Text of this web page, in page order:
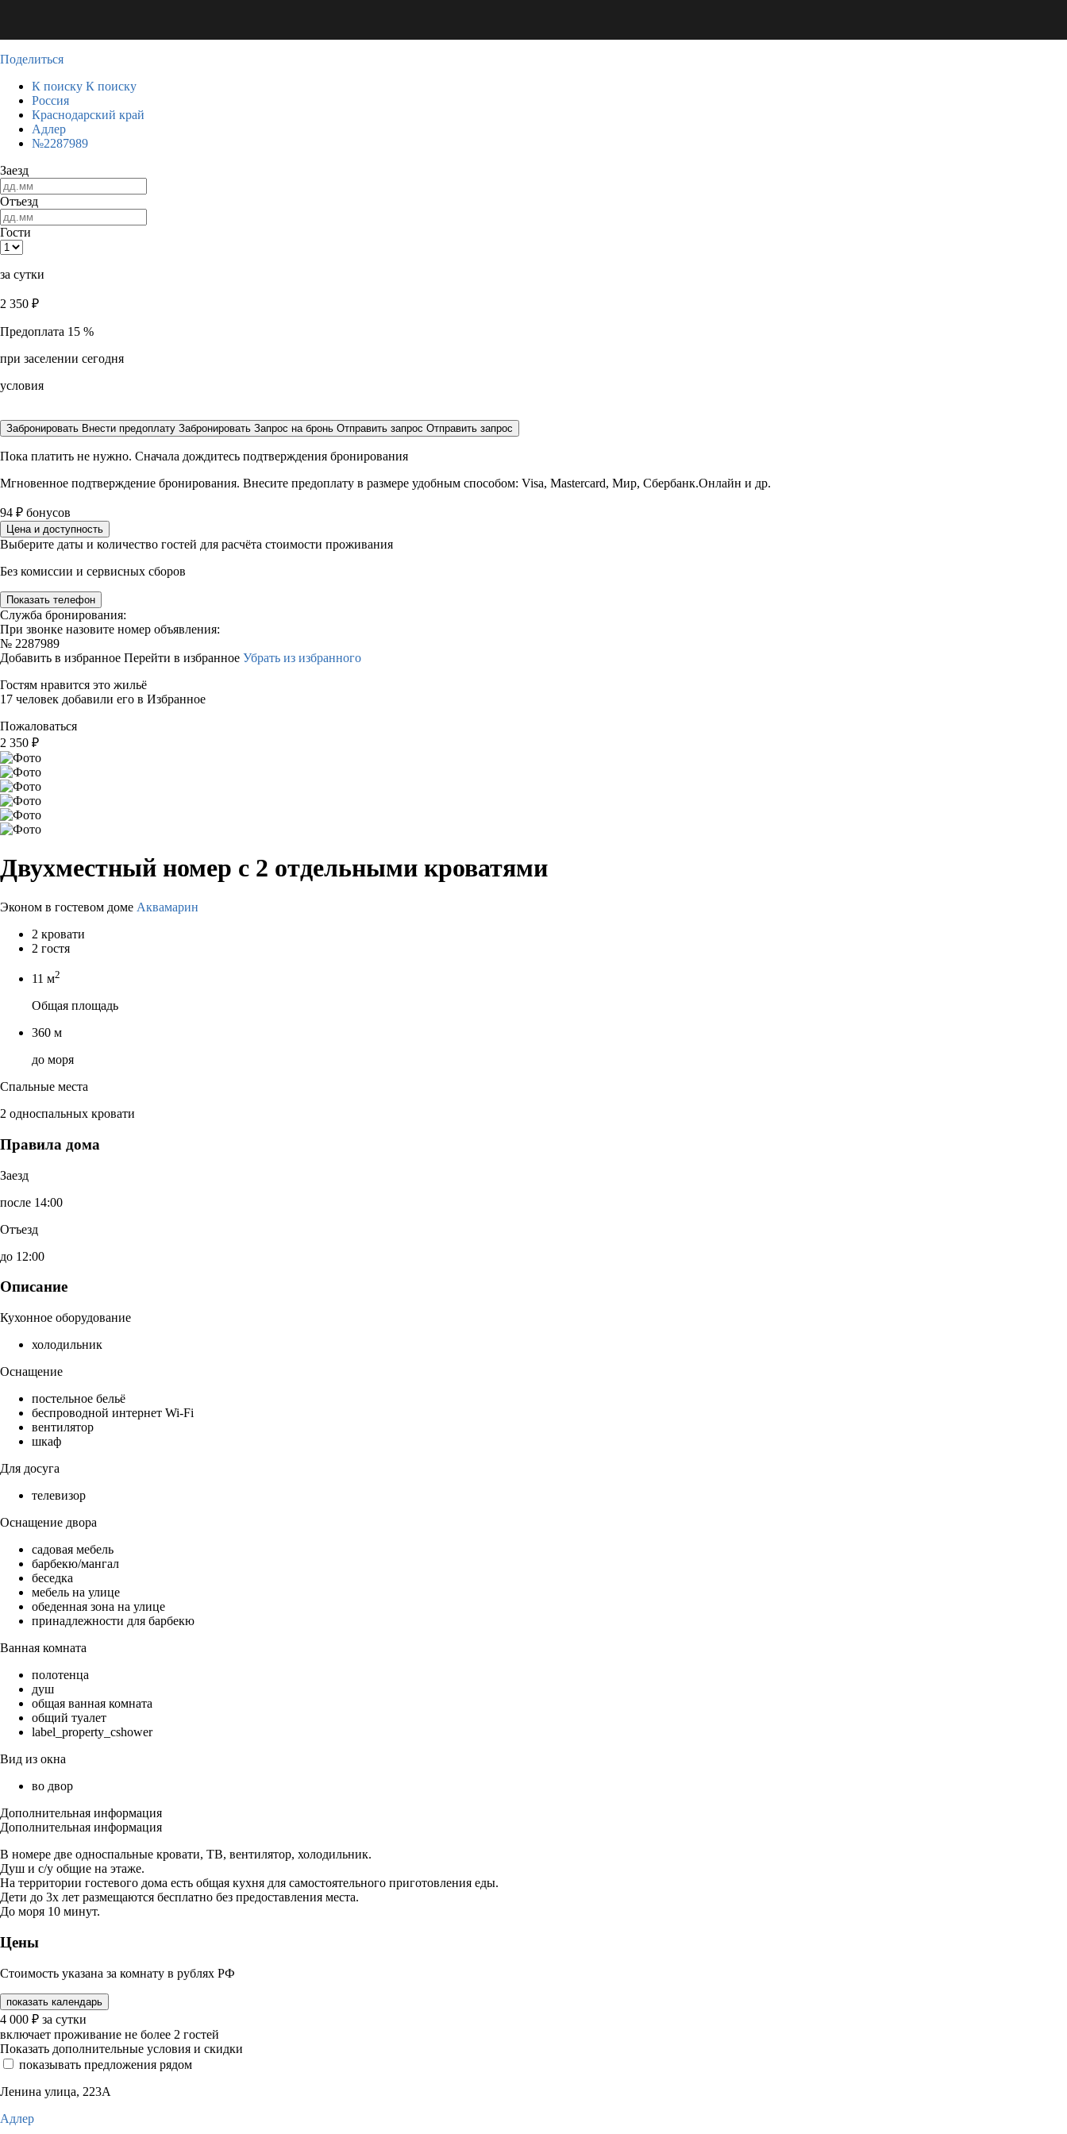
Поделиться
К поиску К поиску
Россия
Краснодарский край
Адлер
№2287989
Заезд
Отъезд
Гости
за сутки
2 350 ₽
Предоплата 15 %
при заселении сегодня
условия
Забронировать Внести предоплату Забронировать Запрос на бронь Отправить запрос Отправить запрос
Пока платить не нужно. Сначала дождитесь подтверждения бронирования
Мгновенное подтверждение бронирования. Внесите предоплату в размере удобным способом: Visa, Mastercard, Мир, Сбербанк.Онлайн и др.
94 ₽ бонусов
Цена и доступность
Выберите даты и количество гостей для расчёта стоимости проживания
Без комиссии и сервисных сборов
Показать телефон
Служба бронирования:
При звонке назовите номер объявления:
№ 2287989
Добавить в избранное Перейти в избранное Убрать из избранного
Гостям нравится это жильё
17 человек добавили его в Избранное
Пожаловаться
2 350 ₽
Двухместный номер с 2 отдельными кроватями
Эконом в гостевом доме Аквамарин
2 кровати
2 гостя
11 м2
Общая площадь
360 м
до моря
Спальные места
2 односпальных кровати
Правила дома
Заезд
после 14:00
Отъезд
до 12:00
Описание
Кухонное оборудование
холодильник
Оснащение
постельное бельё
беспроводной интернет Wi-Fi
вентилятор
шкаф
Для досуга
телевизор
Оснащение двора
садовая мебель
барбекю/мангал
беседка
мебель на улице
обеденная зона на улице
принадлежности для барбекю
Ванная комната
полотенца
душ
общая ванная комната
общий туалет
label_property_cshower
Вид из окна
во двор
Дополнительная информация
Дополнительная информация
В номере две односпальные кровати, ТВ, вентилятор, холодильник.
Душ и с/у общие на этаже.
На территории гостевого дома есть общая кухня для самостоятельного приготовления еды.
Дети до 3х лет размещаются бесплатно без предоставления места.
До моря 10 минут.
Цены
Стоимость указана за комнату в рублях РФ
показать календарь
4 000 ₽ за сутки
включает проживание не более 2 гостей
Показать дополнительные условия и скидки
показывать предложения рядом
Ленина улица, 223А
Адлер